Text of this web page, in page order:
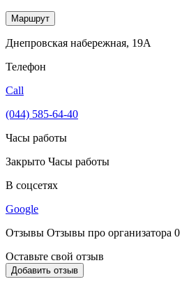
Маршрут
Днепровская набережная, 19А
Телефон
Call
(044) 585-64-40
Часы работы
Закрыто Часы работы
В соцсетях
Google
Отзывы Отзывы про организатора 0
Оставьте свой отзыв
Добавить отзыв